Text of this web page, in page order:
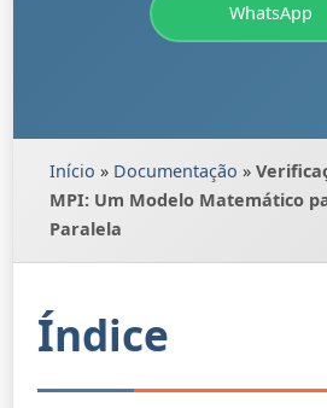
WhatsApp
Início » Documentação »
MPI: Um Modelo Matemático
Paralela
Índice